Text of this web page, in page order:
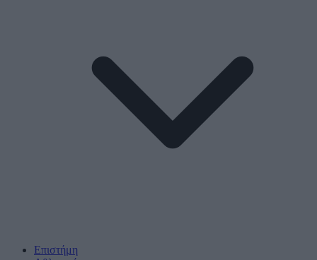
Επιστήμη